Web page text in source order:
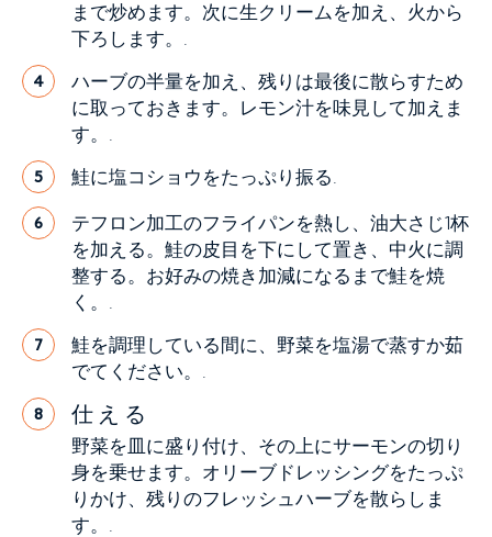
まで炒めます。次に生クリームを加え、火から
下ろします。.
4
ハーブの半量を加え、残りは最後に散らすため
に取っておきます。レモン汁を味見して加えま
す。.
5 鮭に塩コショウをたっぷり振る.
6
テフロン加工のフライパンを熱し、油大さじ1杯
を加える。鮭の皮目を下にして置き、中火に調
整する。お好みの焼き加減になるまで鮭を焼
く。.
7
鮭を調理している間に、野菜を塩湯で蒸すか茹
でてください。.
8 仕える
野菜を皿に盛り付け、その上にサーモンの切り
身を乗せます。オリーブドレッシングをたっぷ
りかけ、残りのフレッシュハーブを散らしま
す。.